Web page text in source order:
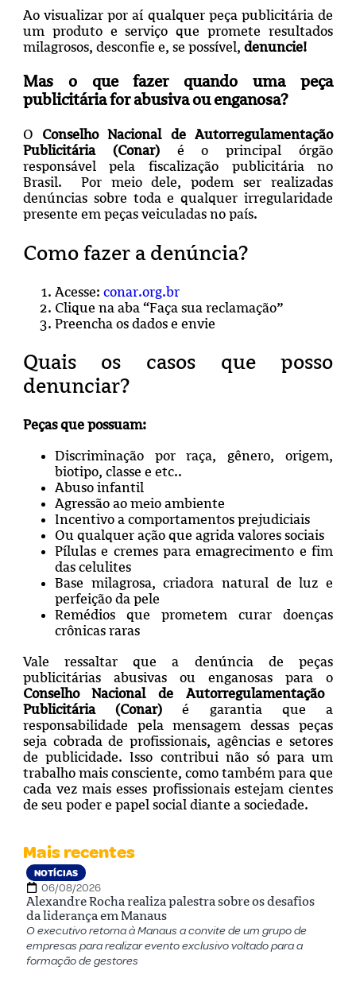
Ao visualizar por aí qualquer peça publicitária de
um produto e serviço que promete resultados
milagrosos, desconfie e, se possível, denuncie!
Mas o que fazer quando uma peça
publicitária for abusiva ou enganosa?
O Conselho Nacional de Autorregulamentação
Publicitária (Conar) é o principal órgão
responsável pela fiscalização publicitária no
Brasil. Por meio dele, podem ser realizadas
denúncias sobre toda e qualquer irregularidade
presente em peças veiculadas no país.
Como fazer a denúncia?
Acesse: conar.org.br
Clique na aba “Faça sua reclamação”
Preencha os dados e envie
Quais os casos que posso
denunciar?
Peças que possuam:
Discriminação por raça, gênero, origem,
biotipo, classe e etc..
Abuso infantil
Agressão ao meio ambiente
Incentivo a comportamentos prejudiciais
Ou qualquer ação que agrida valores sociais
Pílulas e cremes para emagrecimento e fim
das celulites
Base milagrosa, criadora natural de luz e
perfeição da pele
Remédios que prometem curar doenças
crônicas raras
Vale ressaltar que a denúncia de peças
publicitárias abusivas ou enganosas para o
Conselho Nacional de Autorregulamentação
Publicitária (Conar)é garantia que a
responsabilidade pela mensagem dessas peças
seja cobrada de profissionais, agências e setores
de publicidade. Isso contribui não só para um
trabalho mais consciente, como também para que
cada vez mais esses profissionais estejam cientes
de seu poder e papel social diante a sociedade.
Mais recentes
NOTÍCIAS
06/08/2026
Alexandre Rocha realiza palestra sobre os desafios
da liderança em Manaus
O executivo retorna à Manaus a convite de um grupo de
empresas para realizar evento exclusivo voltado para a
formação de gestores